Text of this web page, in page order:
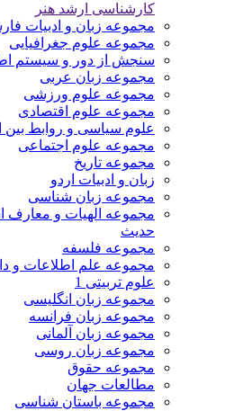
کارشناسی ارشد هنر
مجموعه زبان و ادبیات
مجموعه علوم جغرافیایی
سنجش از دور و سیستم
مجموعه زبان عربی
مجموعه علوم ورزشی
مجموعه علوم اقتصادی
علوم سیاسی و روابط بین
مجموعه علوم اجتماعی
مجموعه تاریخ
زبان و ادبیات اردو
مجموعه زبان شناسی
مجموعه الهیات و معارف
حدیث
مجموعه فلسفه
مجموعه علم اطلاعات و
علوم تربیتی 1
مجموعه زبان انگلیسی
مجموعه زبان فرانسه
مجموعه زبان آلمانی
مجموعه زبان روسی
مجموعه حقوق
مطالعات جهان
مجموعه باستان شناسی